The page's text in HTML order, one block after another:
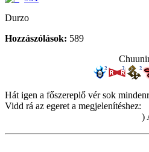
Durzo
Hozzászólások: 589
Hát igen a főszereplő vér sok
Vidd rá az egeret a megjelenítéshez:
)